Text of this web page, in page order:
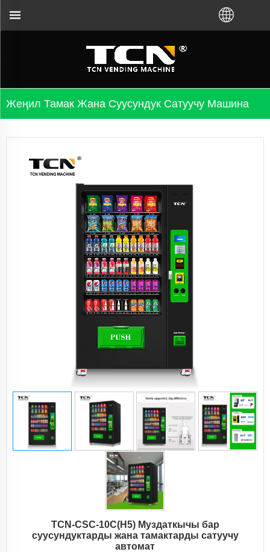
Жеңил Тамак Жана Суусундук Сатуучу Машина
TCN-CSC-10C(H5) Муздаткычы бар
суусундуктарды жана тамактарды сатуучу
автомат
TCN Кытай VM'ди TCN фабрикасынан